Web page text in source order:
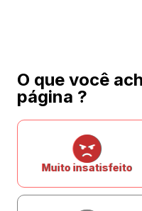
O que você
página ?
Muito insatisfeito